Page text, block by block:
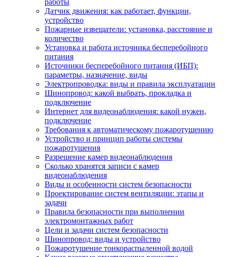
работы
Датчик движения: как работает, функции,
устройство
Пожарные извещатели: установка, расстояние и
количество
Установка и работа источника бесперебойного
питания
Источники бесперебойного питания (ИБП):
параметры, назначение, виды
Электропроводка: виды и правила эксплуатации
Шинопровод: какой выбрать, прокладка и
подключение
Интернет для видеонаблюдения: какой нужен,
подключение
Требования к автоматическому пожаротушению
Устройство и принцип работы системы
пожаротушения
Разрешение камер видеонаблюдения
Сколько хранятся записи с камер
видеонаблюдения
Виды и особенности систем безопасности
Проектирование систем вентиляции: этапы и
задачи
Правила безопасности при выполнении
электромонтажных работ
Цели и задачи систем безопасности
Шинопровод: виды и устройство
Пожаротушение тонкораспыленной водой